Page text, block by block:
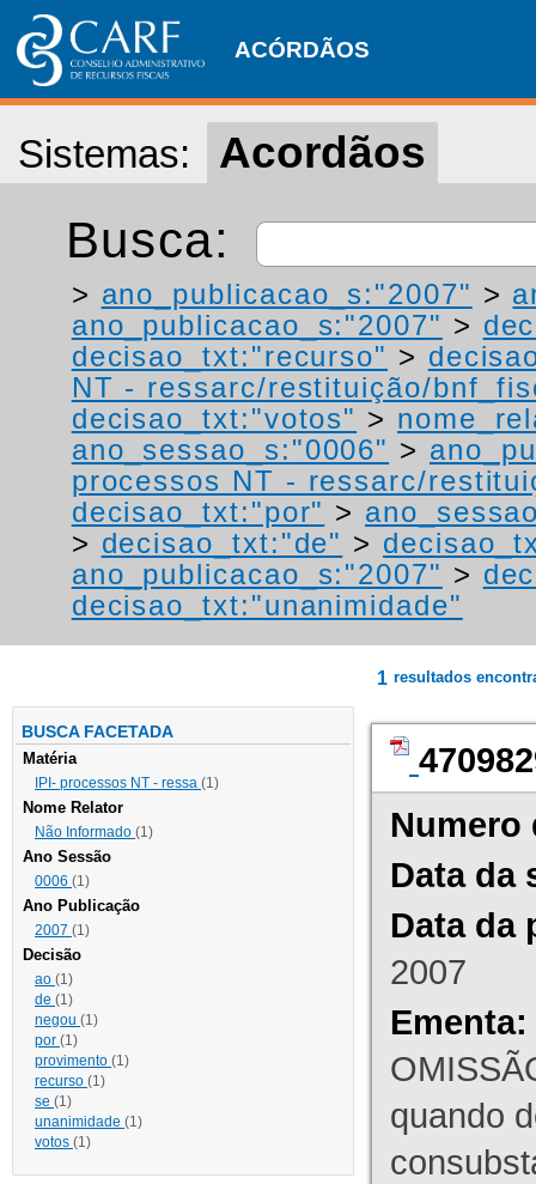
ACÓRDÃOS
Sistemas: Acordãos
Busca:
> ano_publicacao_s:"2007" >
ano_publicacao_s:"2007" >
decisao_txt:"recurso" >
NT - ressarc/restituição/
decisao_txt:"votos" >
ano_sessao_s:"0006" >
processos NT - ressarc/
decisao_txt:"por" >
> decisao_txt:"de" >
ano_publicacao_s:"2007" >
decisao_txt:"unanimidade"
BUSCA FACETADA
Matéria
IPI- processos NT - ressa (1)
Nome Relator
Não Informado (1)
Ano Sessão
0006 (1)
Ano Publicação
2007 (1)
Decisão
ao (1)
de (1)
negou (1)
por (1)
provimento (1)
recurso (1)
se (1)
unanimidade (1)
votos (1)
1 resultados
Numero
Data da
Data da
2007
Ementa:
quando